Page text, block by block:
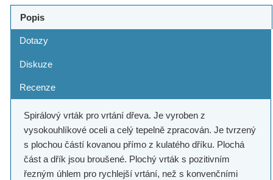
Popis
Dotazy
Diskuze
Recenze
Spirálový vrták pro vrtání dřeva. Je vyroben z
vysokouhlíkové oceli a celý tepelně zpracován. Je tvrzený
s plochou částí kovanou přímo z kulatého dříku. Plochá
část a dřík jsou broušené. Plochý vrták s pozitivním
řezným úhlem pro rychlejší vrtání, než s konvenčními